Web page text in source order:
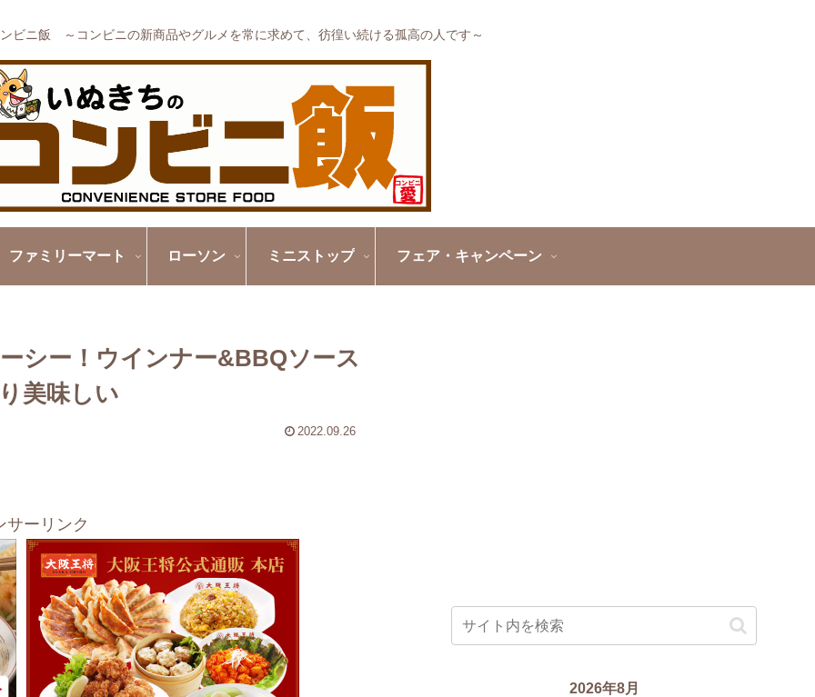
ビニ飯 ～コンビニの新商品やグルメを常に求めて、彷徨い続ける孤高の人です～
ファミリーマート ローソン ミニストップ フェア・キャンペーン
シー！ウインナー&BBQソース
美味しい
2022.09.26
サーリンク
2026年8月